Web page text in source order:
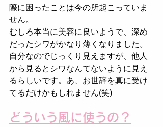
際に困ったことは今の所起こっていま
せん。
むしろ本当に美容に良いようで、深め
だったシワがかなり薄くなりました。
自分なのでじっくり見えますが、他人
から見るとシワなんてないように見え
るらしいです。あ、お世辞を真に受け
てるだけかもしれません(笑)
どういう風に使うの？